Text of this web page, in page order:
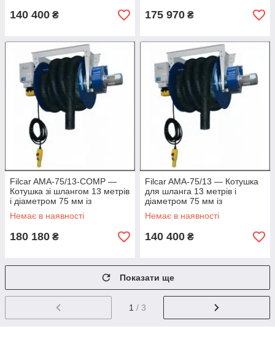
140 400 ₴ 175 970 ₴
Filcar AMA-75/13-COMP —
Котушка зі шлангом 13 метрів
і діаметром 75 мм із
вентилятором
Немає в наявності
180 180 ₴
Filcar AMA-75/13 — Котушка
для шланга 13 метрів і
діаметром 75 мм із
вентилятором
Немає в наявності
140 400 ₴
Показати ще
1 / 3